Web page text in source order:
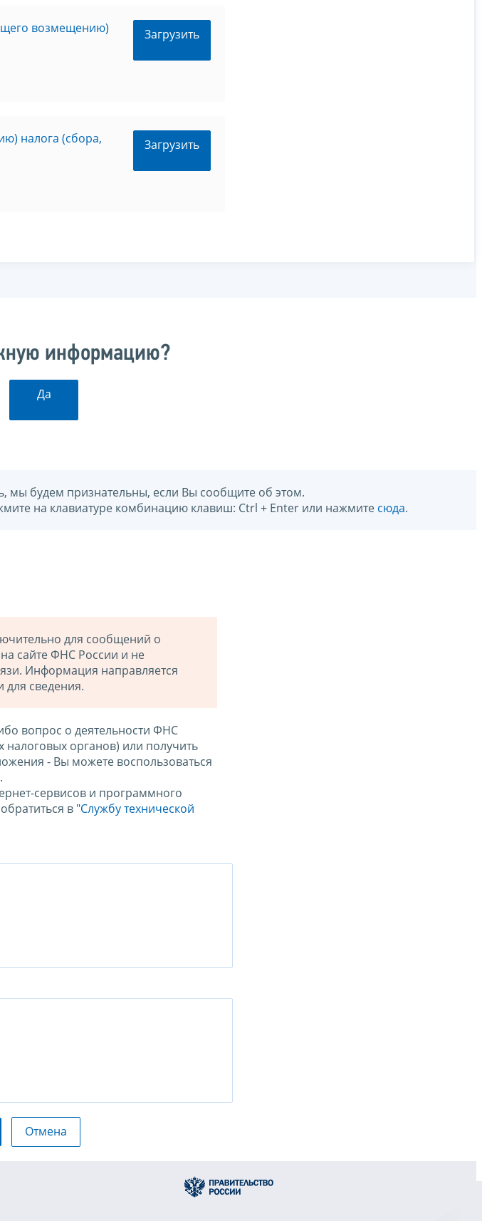
возмещению)
Загрузить
налога (сбора,
Загрузить
информацию?
Да
мы будем признательны, если Вы сообщите об этом.
на клавиатуре комбинацию клавиш: Ctrl + Enter или нажмите сюда.
для сообщений о
сайте ФНС России и не
Информация направляется
для сведения.
вопрос о деятельности ФНС
налоговых органов) или получить
- Вы можете воспользоваться
.
сервисов и программного
в "Службу технической
Отмена